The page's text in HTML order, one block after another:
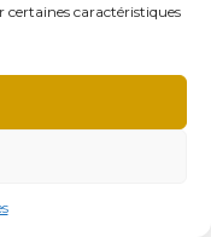
caractéristiques